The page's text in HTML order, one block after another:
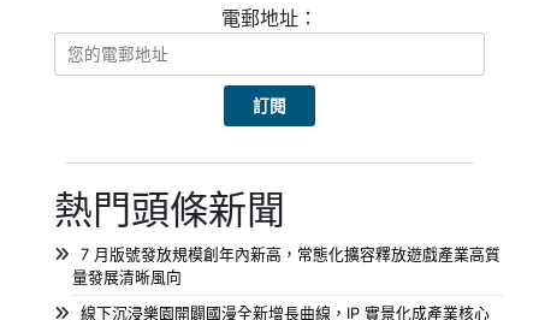
電郵地址：
熱門頭條新聞
7 月版號發放規模創年內新高，常態化擴容釋放遊戲產業高質
量發展清晰風向
線下沉浸樂園開闢國漫全新增長曲線，IP 實景化成產業核心